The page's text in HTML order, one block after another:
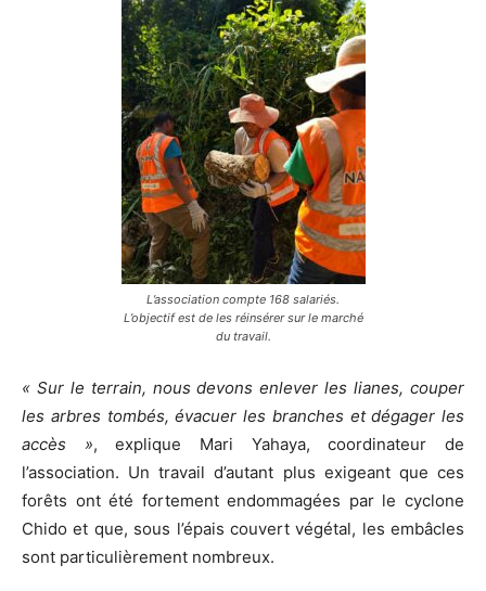
L’association compte 168 salariés.
L’objectif est de les réinsérer sur le marché
du travail.
« Sur le terrain, nous devons enlever les lianes, couper
les arbres tombés, évacuer les branches et dégager les
accès », explique Mari Yahaya, coordinateur de
l’association. Un travail d’autant plus exigeant que ces
forêts ont été fortement endommagées par le cyclone
Chido et que, sous l’épais couvert végétal, les embâcles
sont particulièrement nombreux.